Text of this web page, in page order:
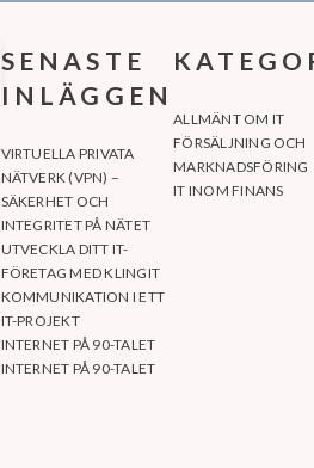
SENASTE
INLÄGGEN
VIRTUELLA PRIVATA
NÄTVERK (VPN) –
SÄKERHET OCH
INTEGRITET PÅ NÄTET
UTVECKLA DITT IT-
FÖRETAG MED KLINGIT
KOMMUNIKATION I ETT
IT-PROJEKT
INTERNET PÅ 90-TALET
INTERNET PÅ 90-TALET
ALLMÄNT OM IT
FÖRSÄLJNING OCH
MARKNADSFÖRING
IT INOM FINANS